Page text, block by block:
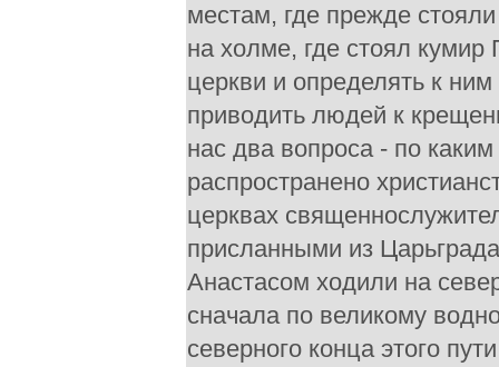
местам, где прежде
на холме, где стоял
церкви и определять к
приводить людей к
нас два вопроса - по
распространено
церквах
присланными из
Анастасом ходили на
сначала по великому
северного конца этого